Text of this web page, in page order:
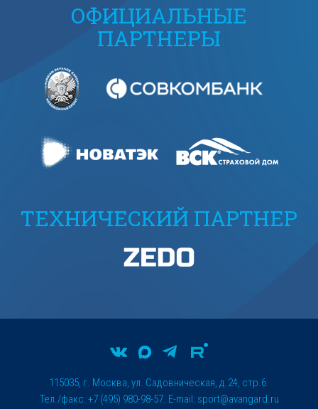
ОФИЦИАЛЬНЫЕ
ПАРТНЕРЫ
ТЕХНИЧЕСКИЙ ПАРТНЕР
115035, г. Москва, ул. Садовническая, д.24, стр.6.
Тел./факс: +7 (495) 980-98-57. E-mail: sport@avangard.ru